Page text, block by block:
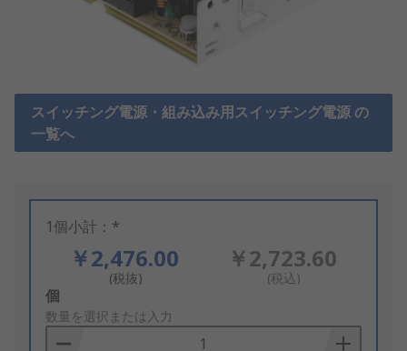
スイッチング電源・組み込み用スイッチング電源 の
一覧へ
1個小計：*
￥2,476.00
(税抜)
￥2,723.60
(税込)
Add
to
Basket
個
数量を選択または入力